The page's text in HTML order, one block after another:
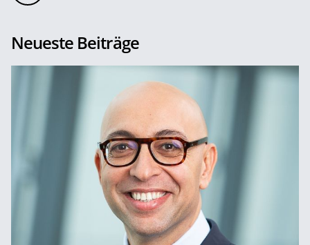
Neueste Beiträge